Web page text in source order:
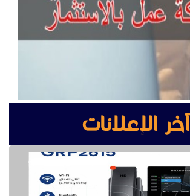
جراند ستريم هواتف
سويتش ريجي لشبكة أكثر مرونة هنا